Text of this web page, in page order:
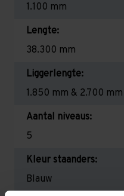
1.100 mm
Lengte:
38.300 mm
Liggerlengte:
1.850 mm & 2.700 mm
Aantal niveaus:
5
Kleur staanders:
Blauw